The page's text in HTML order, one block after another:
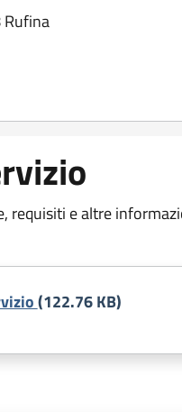
requisiti e altre
(122.76 KB)